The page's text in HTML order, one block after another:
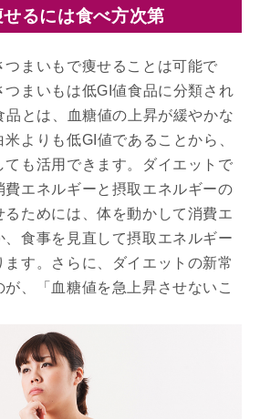
るには食べ方次第
まいもで痩せることは可能で
つまいもは低GI値食品に分類され
品とは、血糖値の上昇が緩やかな
よりも低GI値であることから、
ても活用できます。ダイエットで
費エネルギーと摂取エネルギーの
ためには、体を動かして消費エ
、食事を見直して摂取エネルギー
ます。さらに、ダイエットの新常
、「血糖値を急上昇させないこ